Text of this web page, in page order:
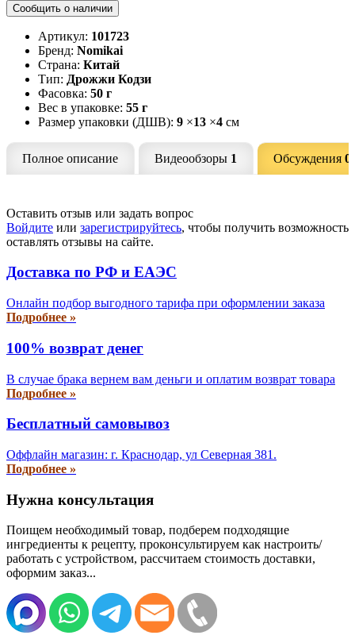
Сообщить о наличии
Артикул: 101723
Бренд: Nomikai
Страна: Китай
Тип: Дрожжи Кодзи
Фасовка: 50 г
Вес в упаковке: 55 г
Размер упаковки (ДШВ): 9 ×13 ×4 см
Полное описание Видеообзоры 1 Обсуждения 0
Оставить отзыв или задать вопрос
Войдите или зарегистрируйтесь, чтобы получить возможность
оставлять отзывы на сайте.
Доставка по РФ и EAЭС
Онлайн подбор выгодного тарифа при оформлении заказа
Подробнее »
100% возврат денег
В случае брака вернем вам деньги и оплатим возврат товара
Подробнее »
Бесплатный самовывоз
Оффлайн магазин: г. Краснодар, ул Северная 381.
Подробнее »
Нужна консультация
Поищем необходимый товар, подберем подходящие
ингредиенты к рецепту, проконсультируем как настроить/
работать с устройством, рассчитаем стоимость доставки,
оформим заказ...